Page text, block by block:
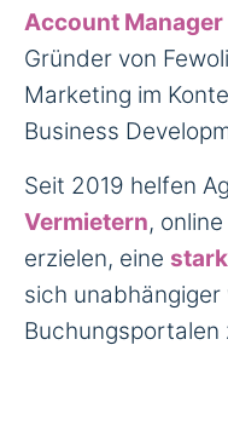
Account Manager
Gründer von
Marketing im
Business
Seit 2019 helfen
Vermietern,
erzielen, eine
sich unabhängiger
Buchungsportalen